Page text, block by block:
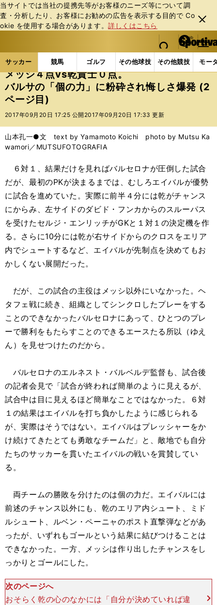
当サイトでは当社の提携先等がお客様のニーズ等について調
査・分析したり、お客様にお勧めの広告を表⽰する⽬的で Co
okie を使⽤する場合があります。詳しくはこちら
閉じ
る
web Sportiva (webスポルティーバ)
検索
マイペ
ー
ジ
メニュ
サッカー 競馬 ゴルフ その他球技 その他競技 モー
ス
ポ
ル
テ
ー
バ
サッカーの記事一覧 海外サッカー 海外サッカー
メッシ４点vs乾貴士０点。
バルサの「個の力」に粉砕され悔しさ爆発 (2
ページ目)
2017年09月20日 17:25 公開 2017年09月20日 17:33 更新
山本孔一●文 text by Yamamoto Koichi photo by Mutsu Ka
wamori／MUTSUFOTOGRAFIA
６対１、結果だけを見ればバルセロナが圧倒した試合
だが、最初のPKが決まるまでは、むしろエイバルが優勢
に試合を進めていた。実際に前半４分には乾がチャンス
にからみ、左サイドのダビド・フンカからのスルーパス
を受けたセルジ・エンリッチがGKと１対１の決定機を作
る。さらに10分には乾が右サイドからのクロスをエリア
内でシュートするなど、エイバルが先制点を決めてもお
かしくない展開だった。
だが、この試合の主役はメッシ以外にいなかった。ヘ
タフェ戦に続き、組織としてシンクロしたプレーをする
ことのできなかったバルセロナにあって、ひとつのプレ
ーで勝利をもたらすことのできるエースたる所以（ゆえ
ん）を見せつけたのだから。
バルセロナのエルネスト・バルベルデ監督も、試合後
の記者会見で「試合が終われば簡単のように見えるが、
試合中は目に見えるほど簡単なことではなかった。６対
１の結果はエイバルを打ち負かしたように感じられる
が、実際はそうではない。エイバルはプレッシャーをか
け続けてきたとても勇敢なチームだ」と、敵地でも自分
たちのサッカーを貫いたエイバルの戦いを賞賛してい
る。
両チームの勝敗を分けたのは個の力だ。エイバルには
前述のチャンス以外にも、乾のエリア内シュート、ミド
ルシュート、ルベン・ペーニャのポスト直撃弾などがあ
ったが、いずれもゴールという結果に結びつけることは
できなかった。一方、メッシは作り出したチャンスをし
っかりとゴールにした。
次のページへ
おそらく乾の心のなかには「自分が決めていれば違